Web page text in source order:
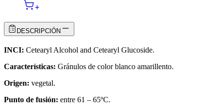
DESCRIPCIÓN
INCI: Cetearyl Alcohol and Cetearyl Glucoside.
Características: Gránulos de color blanco amarillento.​
Origen: vegetal.
Punto de fusión: entre 61 – 65ºC.​